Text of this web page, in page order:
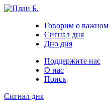
Говорим о важном
Сигнал дня
Дно дня
Поддержите нас
О нас
Поиск
Сигнал дня